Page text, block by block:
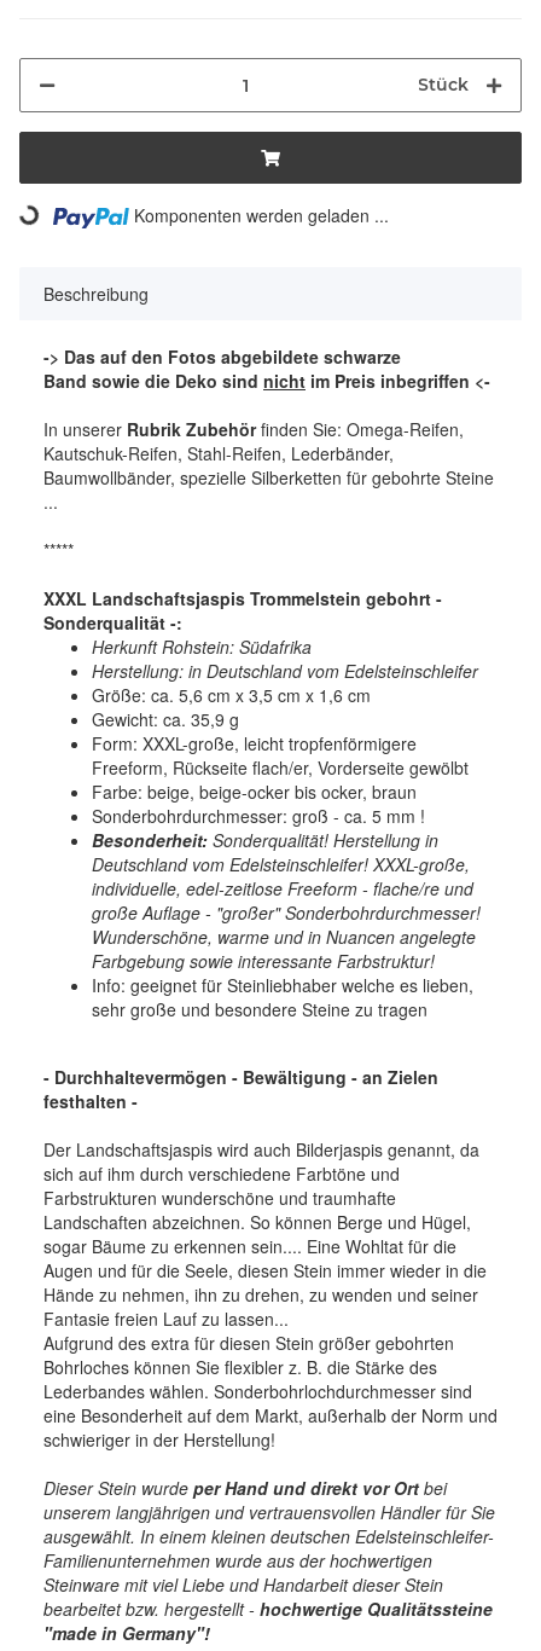
Stück
Loading... Komponenten werden geladen ...
Beschreibung
-> Das auf den Fotos abgebildete schwarze
Band sowie die Deko sind nicht im Preis inbegriffen <-
In unserer Rubrik Zubehörfinden Sie: Omega-Reifen,
Kautschuk-Reifen, Stahl-Reifen, Lederbänder,
Baumwollbänder, spezielle Silberketten für gebohrte Steine
...
*****
XXXL Landschaftsjaspis Trommelstein gebohrt -
Sonderqualität -:
Herkunft Rohstein: Südafrika
Herstellung: in Deutschland vom Edelsteinschleifer
Größe: ca. 5,6 cm x 3,5 cm x 1,6 cm
Gewicht: ca. 35,9 g
Form: XXXL-große, leicht tropfenförmigere
Freeform, Rückseite flach/er, Vorderseite gewölbt
Farbe: beige, beige-ocker bis ocker, braun
Sonderbohrdurchmesser: groß - ca. 5 mm !
Besonderheit: Sonderqualität! Herstellung in
Deutschland vom Edelsteinschleifer! XXXL-große,
individuelle, edel-zeitlose Freeform - flache/re und
große Auflage - "großer" Sonderbohrdurchmesser!
Wunderschöne, warme und in Nuancen angelegte
Farbgebung sowie interessante Farbstruktur!
Info: geeignet für Steinliebhaber welche es lieben,
sehr große und besondere Steine zu tragen
- Durchhaltevermögen - Bewältigung - an Zielen
festhalten -
Der Landschaftsjaspis wird auch Bilderjaspis genannt, da
sich auf ihm durch verschiedene Farbtöne und
Farbstrukturen wunderschöne und traumhafte
Landschaften abzeichnen. So können Berge und Hügel,
sogar Bäume zu erkennen sein.... Eine Wohltat für die
Augen und für die Seele, diesen Stein immer wieder in die
Hände zu nehmen, ihn zu drehen, zu wenden und seiner
Fantasie freien Lauf zu lassen...
Aufgrund des extra für diesen Stein größer gebohrten
Bohrloches können Sie flexibler z. B. die Stärke des
Lederbandes wählen. Sonderbohrlochdurchmesser sind
eine Besonderheit auf dem Markt, außerhalb der Norm und
schwieriger in der Herstellung!
Dieser Stein wurde per Hand und direkt vor Ort bei
unserem langjährigen und vertrauensvollen Händler für Sie
ausgewählt. In einem kleinen deutschen Edelsteinschleifer-
Familienunternehmen wurde aus der hochwertigen
Steinware mit viel Liebe und Handarbeit dieser Stein
bearbeitet bzw. hergestellt - hochwertige Qualitätssteine
"made in Germany"!